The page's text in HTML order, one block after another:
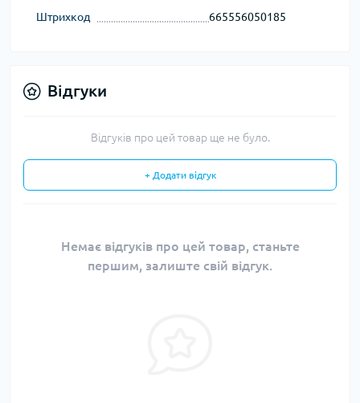
Штрихкод 665556050185
Відгуки
Відгуків про цей товар ще не було.
+ Додати відгук
Немає відгуків про цей товар, станьте
першим, залиште свій відгук.